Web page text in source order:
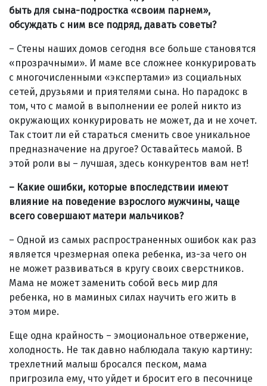
быть для сына-подростка «своим парнем»,
обсуждать с ним все подряд, давать советы?
– Стены наших домов сегодня все больше становятся
«прозрачными». И маме все сложнее конкурировать
с многочисленными «экспертами» из социальных
сетей, друзьями и приятелями сына. Но парадокс в
том, что с мамой в выполнении ее ролей никто из
окружающих конкурировать не может, да и не хочет.
Так стоит ли ей стараться сменить свое уникальное
предназначение на другое? Оставайтесь мамой. В
этой роли вы – лучшая, здесь конкурентов вам нет!
– Какие ошибки, которые впоследствии имеют
влияние на поведение взрослого мужчины, чаще
всего совершают матери мальчиков?
– Одной из самых распространенных ошибок как раз
является чрезмерная опека ребенка, из-за чего он
не может развиваться в кругу своих сверстников.
Мама не может заменить собой весь мир для
ребенка, но в маминых силах научить его жить в
этом мире.
Еще одна крайность – эмоциональное отвержение,
холодность. Не так давно наблюдала такую картину:
трехлетний малыш бросался песком, мама
пригрозила ему, что уйдет и бросит его в песочнице